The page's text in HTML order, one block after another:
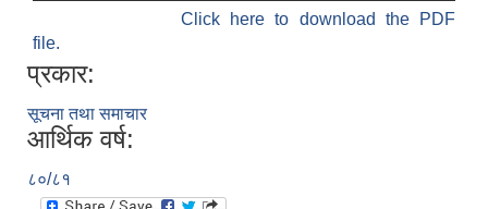
Click here to download the PDF
file.
प्रकार:
सूचना तथा समाचार
आर्थिक वर्ष:
८०/८१